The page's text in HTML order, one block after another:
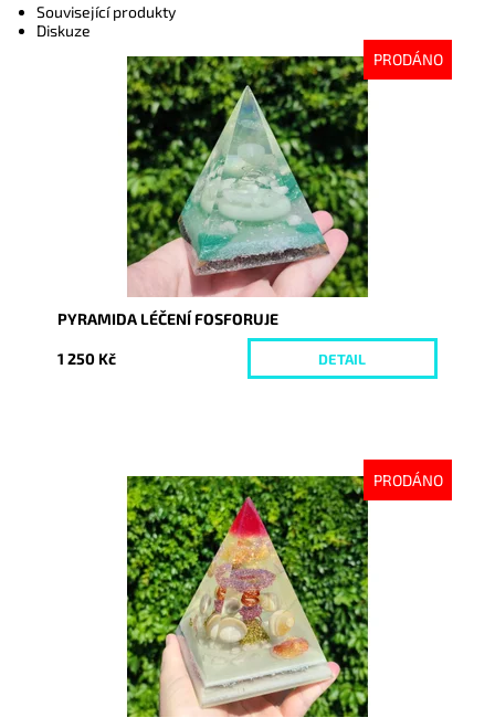
Související produkty
Diskuze
PRODÁNO
Dostupnost:
Vyprodáno
8740
PYRAMIDA LÉČENÍ FOSFORUJE
1 250 Kč DETAIL
PRODÁNO
Dostupnost:
Vyprodáno
9186